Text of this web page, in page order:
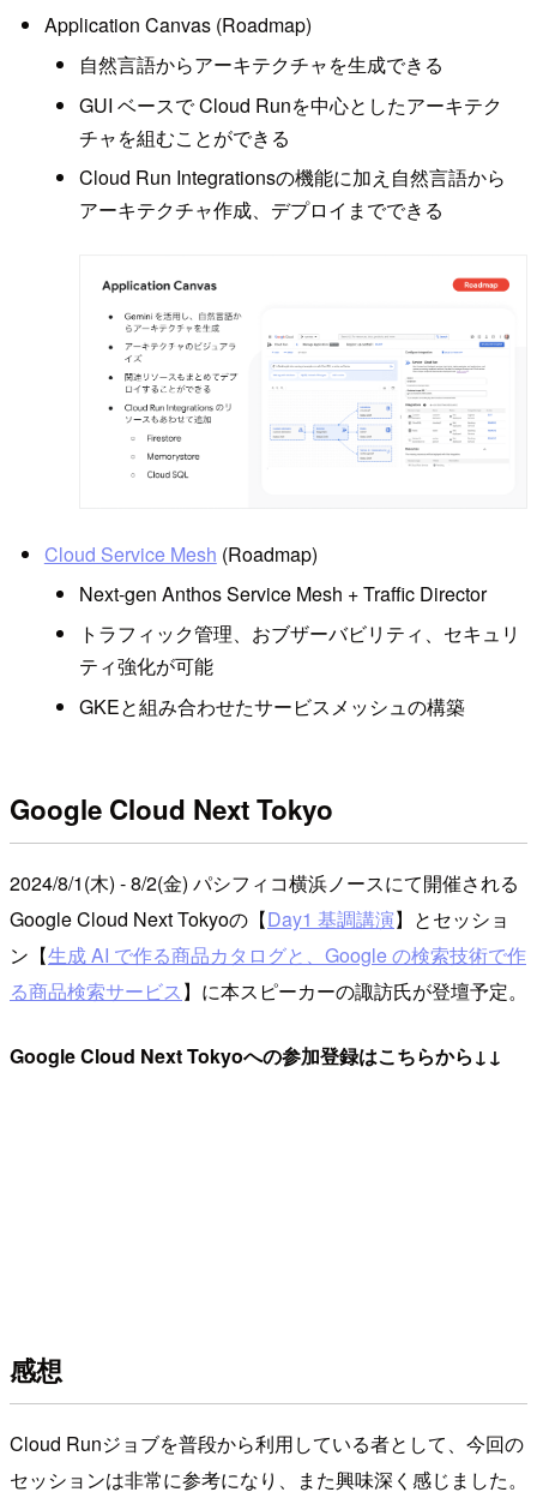
Application Canvas (Roadmap)
自然言語からアーキテクチャを生成できる
GUI ベースで Cloud Runを中心としたアーキテク
チャを組むことができる
Cloud Run Integrationsの機能に加え自然言語から
アーキテクチャ作成、デプロイまでできる
Cloud Service Mesh (Roadmap)
Next-gen Anthos Service Mesh + Traffic Director
トラフィック管理、おブザーバビリティ、セキュリ
ティ強化が可能
GKEと組み合わせたサービスメッシュの構築
Google Cloud Next Tokyo
2024/8/1(木) - 8/2(金) パシフィコ横浜ノースにて開催される
Google Cloud Next Tokyoの【Day1 基調講演】とセッショ
ン【生成 AI で作る商品カタログと、Google の検索技術で作
る商品検索サービス】に本スピーカーの諏訪氏が登壇予定。
Google Cloud Next Tokyoへの参加登録はこちらから↓↓
感想
Cloud Runジョブを普段から利用している者として、今回の
セッションは非常に参考になり、また興味深く感じました。